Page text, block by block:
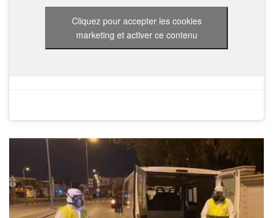
Cliquez pour accepter les cookies
marketing et activer ce contenu